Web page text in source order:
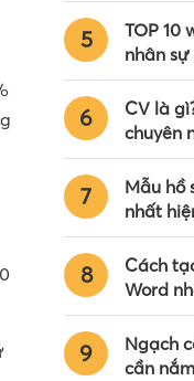
5
TOP 10
nhân
6
CV là
chuyên
7
Mẫu hồ
nhất
8
Cách
Word
9
Ngạch
cần